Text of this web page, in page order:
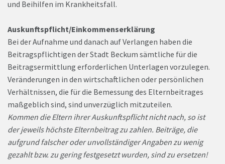
und Beihilfen im Krankheitsfall.
Auskunftspflicht/Einkommenserklärung
Bei der Aufnahme und danach auf Verlangen haben die
Beitragspflichtigen der Stadt Beckum sämtliche für die
Beitragsermittlung erforderlichen Unterlagen vorzulegen.
Veränderungen in den wirtschaftlichen oder persönlichen
Verhältnissen, die für die Bemessung des Elternbeitrages
maßgeblich sind, sind unverzüglich mitzuteilen.
Kommen die Eltern ihrer Auskunftspflicht nicht nach, so ist
der jeweils höchste Elternbeitrag zu zahlen. Beiträge, die
aufgrund falscher oder unvollständiger Angaben zu wenig
gezahlt bzw. zu gering festgesetzt wurden, sind zu ersetzen!